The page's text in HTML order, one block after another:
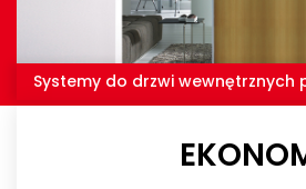
Systemy do drzwi wewnętrznych